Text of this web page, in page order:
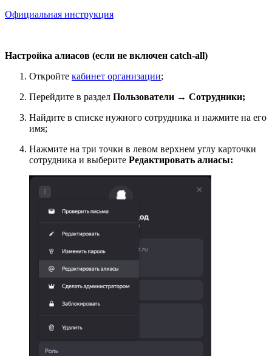
Официальная инструкция
Настройка алиасов (если не включен catch-all)
Откройте кабинет организации;
Перейдите в раздел Пользователи → Сотрудники;
Найдите в списке нужного сотрудника и нажмите на его
имя;
Нажмите на три точки в левом верхнем углу карточки
сотрудника и выберите Редактировать алиасы: